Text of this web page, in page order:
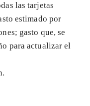
las tarjetas
estimado por
gasto que, se
para actualizar el